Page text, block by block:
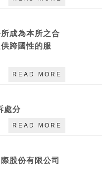
成為本所之合
跨國性的服
READ MORE
處分
READ MORE
股份有限公司